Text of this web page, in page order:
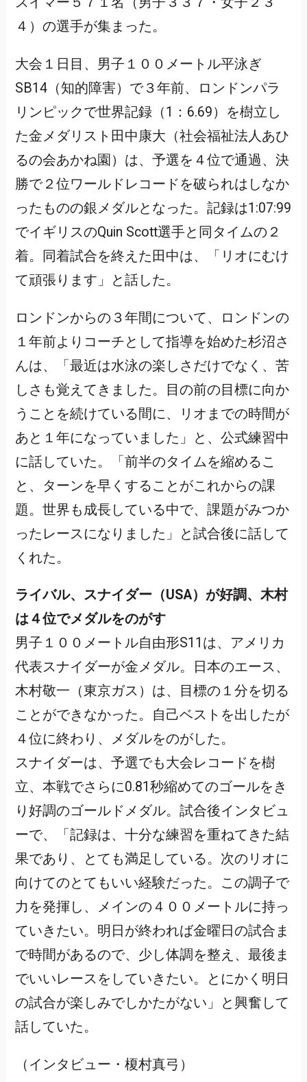
４）の選手が集まった。
大会１日目、男子１００メートル平泳ぎ
SB14（知的障害）で３年前、ロンドンパラ
リンピックで世界記録（1：6.69）を樹立し
た金メダリスト田中康大（社会福祉法人あひ
るの会あかね園）は、予選を４位で通過、決
勝で２位ワールドレコードを破られはしなか
ったものの銀メダルとなった。記録は1:07:99
でイギリスのQuin Scott選手と同タイムの２
着。同着試合を終えた田中は、「リオにむけ
て頑張ります」と話した。
ロンドンからの３年間について、ロンドンの
１年前よりコーチとして指導を始めた杉沼さ
んは、「最近は水泳の楽しさだけでなく、苦
しさも覚えてきました。目の前の目標に向か
うことを続けている間に、リオまでの時間が
あと１年になっていました」と、公式練習中
に話していた。「前半のタイムを縮めるこ
と、ターンを早くすることがこれからの課
題。世界も成長している中で、課題がみつか
ったレースになりました」と試合後に話して
くれた。
ライバル、スナイダー（USA）が好調、木村
は４位でメダルをのがす
男子１００メートル自由形S11は、アメリカ
代表スナイダーが金メダル。日本のエース、
木村敬一（東京ガス）は、目標の１分を切る
ことができなかった。自己ベストを出したが
４位に終わり、メダルをのがした。
スナイダーは、予選でも大会レコードを樹
立、本戦でさらに0.81秒縮めてのゴールをき
り好調のゴールドメダル。試合後インタビュ
ーで、「記録は、十分な練習を重ねてきた結
果であり、とても満足している。次のリオに
向けてのとてもいい経験だった。この調子で
力を発揮し、メインの４００メートルに持っ
ていきたい。明日が終われば金曜日の試合ま
で時間があるので、少し体調を整え、最後ま
でいいレースをしていきたい。とにかく明日
の試合が楽しみでしかたがない」と興奮して
話していた。
（インタビュー・榎村真弓）